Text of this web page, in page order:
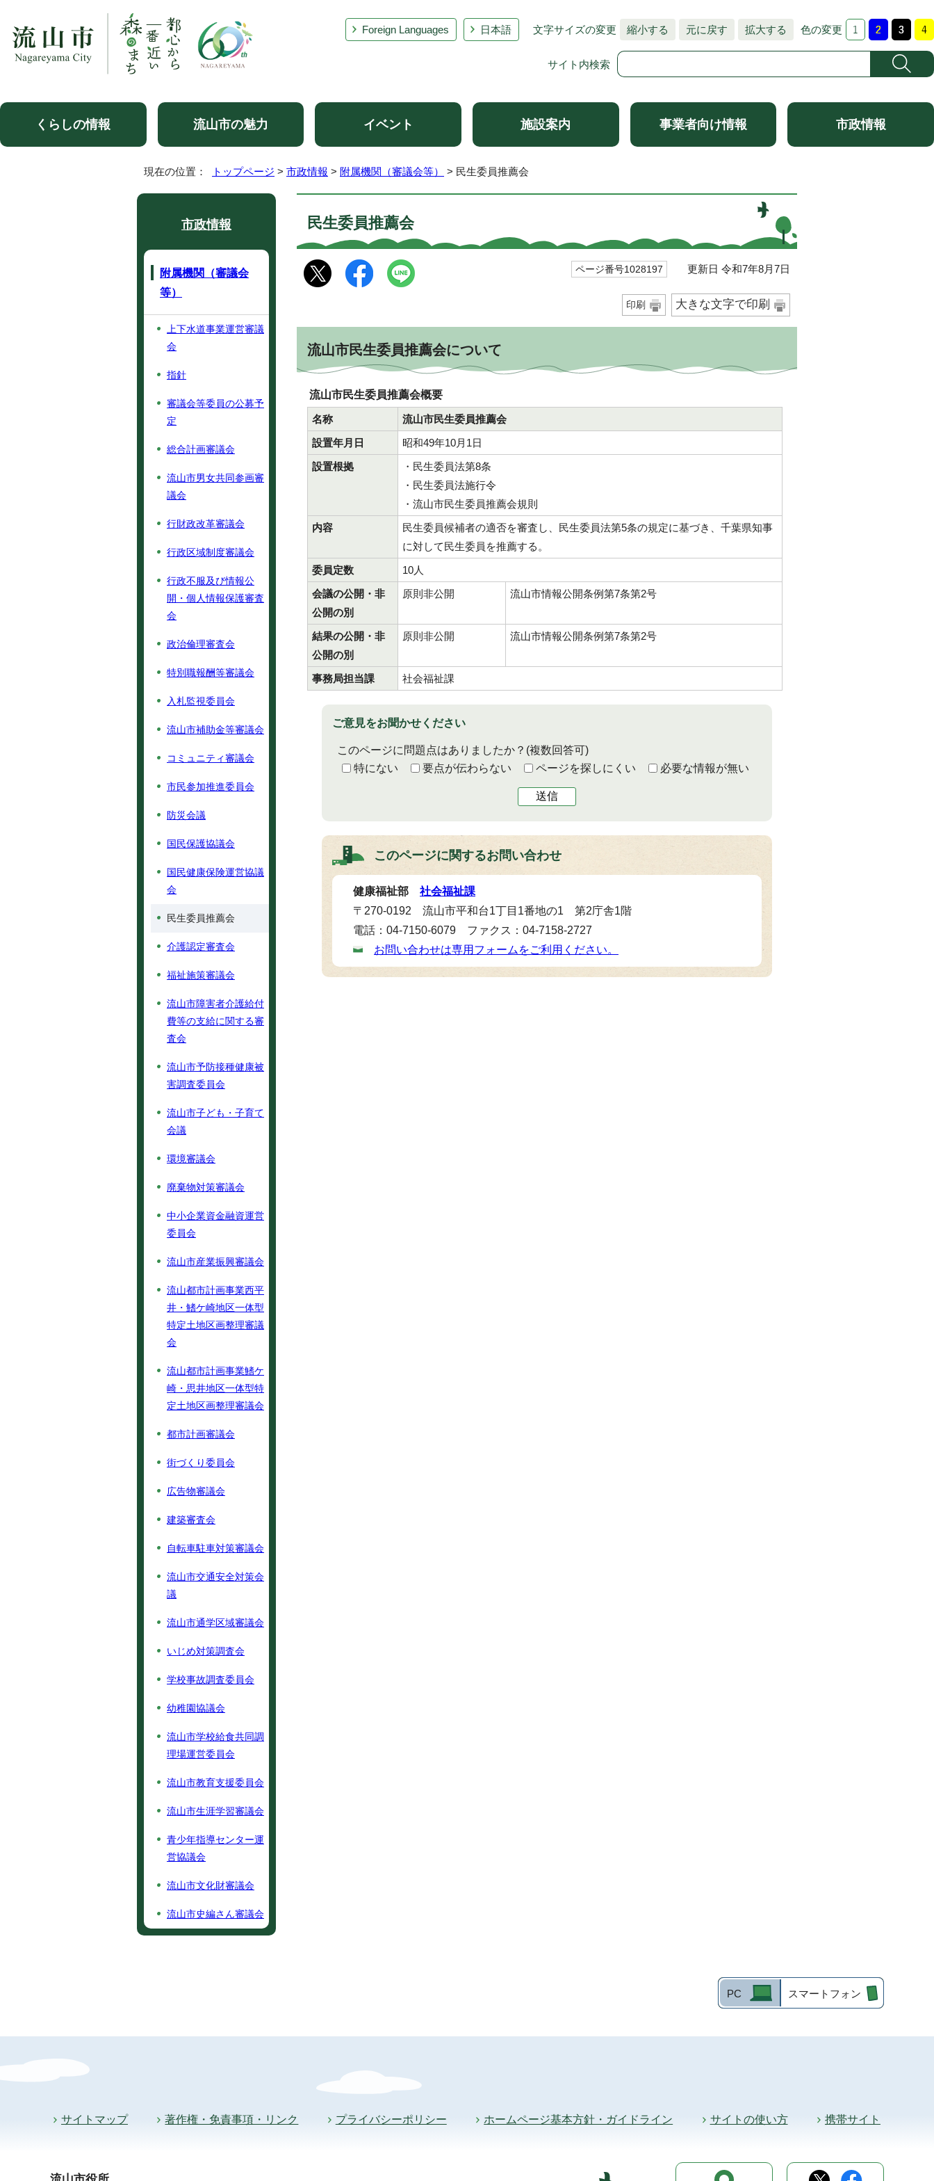
Foreign Languages 日本語 文字サイズの変更 縮小する 元に戻す 拡大する 色の変更
サイト内検索
くらしの情報 流山市の魅力 イベント 施設案内 事業者向け情報 市政情報
現在の位置： トップページ > 市政情報 > 附属機関（審議会等） > 民生委員推薦会
民生委員推薦会
ページ番号1028197 更新日 令和7年8月7日
印刷 大きな文字で印刷
流山市民生委員推薦会について
流山市民生委員推薦会概要
名称
流山市民生委員推薦会
設置年月日
昭和49年10月1日
設置根拠
・民生委員法第8条
・民生委員法施行令
・流山市民生委員推薦会規則
内容
民生委員候補者の適否を審査し、民生委員法第5条の規定に基づき、千葉県知事
に対して民生委員を推薦する。
委員定数
10人
会議の公開・非
公開の別
原則非公開 流山市情報公開条例第7条第2号
結果の公開・非
公開の別
原則非公開 流山市情報公開条例第7条第2号
事務局担当課 社会福祉課
ご意見をお聞かせください
このページに問題点はありましたか？ (複数回答可)
特にない
要点が伝わらない ページを探しにくい 必要な情報が無い
送信
このページに関するお問い合わせ
健康福祉部 社会福祉課
〒270-0192 流山市平和台1丁目1番地の1 第2庁舎1階
電話：04-7150-6079 ファクス：04-7158-2727
お問い合わせは専用フォームをご利用ください。
市政情報
附属機関（審議会
等）
上下水道事業運営審議
会
指針
審議会等委員の公募予
定
総合計画審議会
流山市男女共同参画審
議会
行財政改革審議会
行政区域制度審議会
行政不服及び情報公
開・個人情報保護審査
会
政治倫理審査会
特別職報酬等審議会
入札監視委員会
流山市補助金等審議会
コミュニティ審議会
市民参加推進委員会
防災会議
国民保護協議会
国民健康保険運営協議
会
民生委員推薦会
介護認定審査会
福祉施策審議会
流山市障害者介護給付
費等の支給に関する審
査会
流山市予防接種健康被
害調査委員会
流山市子ども・子育て
会議
環境審議会
廃棄物対策審議会
中小企業資金融資運営
委員会
流山市産業振興審議会
流山都市計画事業西平
井・鰭ケ崎地区一体型
特定土地区画整理審議
会
流山都市計画事業鰭ケ
崎・思井地区一体型特
定土地区画整理審議会
都市計画審議会
街づくり委員会
広告物審議会
建築審査会
自転車駐車対策審議会
流山市交通安全対策会
議
流山市通学区域審議会
いじめ対策調査会
学校事故調査委員会
幼稚園協議会
流山市学校給食共同調
理場運営委員会
流山市教育支援委員会
流山市生涯学習審議会
青少年指導センター運
営協議会
流山市文化財審議会
流山市史編さん審議会
PC スマートフォン
サイトマップ 著作権・免責事項・リンク プライバシーポリシー ホームページ基本方針・ガイドライン サイトの使い方 携帯サイト